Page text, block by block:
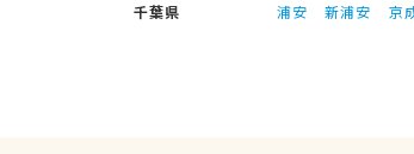
千葉県
浦安 新浦安 京